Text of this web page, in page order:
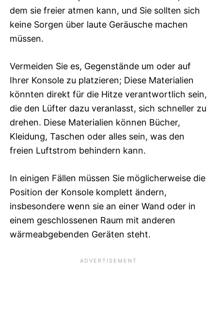
dem sie freier atmen kann, und Sie sollten sich
keine Sorgen über laute Geräusche machen
müssen.
Vermeiden Sie es, Gegenstände um oder auf
Ihrer Konsole zu platzieren; Diese Materialien
könnten direkt für die Hitze verantwortlich sein,
die den Lüfter dazu veranlasst, sich schneller zu
drehen. Diese Materialien können Bücher,
Kleidung, Taschen oder alles sein, was den
freien Luftstrom behindern kann.
In einigen Fällen müssen Sie möglicherweise die
Position der Konsole komplett ändern,
insbesondere wenn sie an einer Wand oder in
einem geschlossenen Raum mit anderen
wärmeabgebenden Geräten steht.